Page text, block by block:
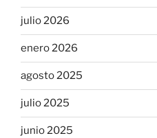
julio 2026
enero 2026
agosto 2025
julio 2025
junio 2025